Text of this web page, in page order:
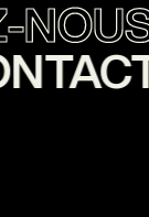
NOUS